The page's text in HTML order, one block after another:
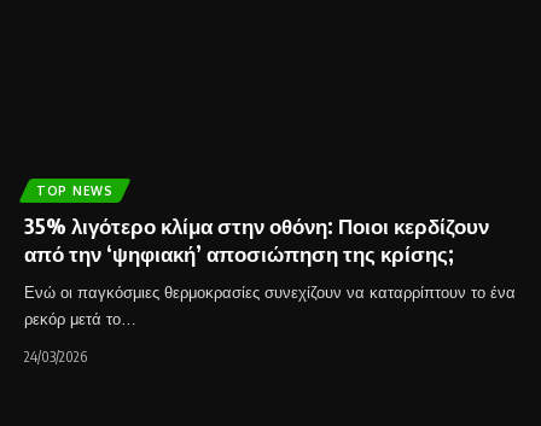
TOP NEWS
35% λιγότερο κλίμα στην οθόνη: Ποιοι κερδίζουν
από την ‘ψηφιακή’ αποσιώπηση της κρίσης;
Ενώ οι παγκόσμιες θερμοκρασίες συνεχίζουν να καταρρίπτουν το ένα
ρεκόρ μετά το…
24/03/2026